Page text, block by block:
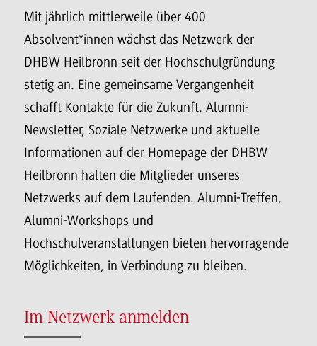
Mit jährlich mittlerweile über 400
Absolvent*innen wächst das Netzwerk der
DHBW Heilbronn seit der Hochschulgründung
stetig an. Eine gemeinsame Vergangenheit
schafft Kontakte für die Zukunft. Alumni-
Newsletter, Soziale Netzwerke und aktuelle
Informationen auf der Homepage der DHBW
Heilbronn halten die Mitglieder unseres
Netzwerks auf dem Laufenden. Alumni-Treffen,
Alumni-Workshops und
Hochschulveranstaltungen bieten hervorragende
Möglichkeiten, in Verbindung zu bleiben.
Im Netzwerk anmelden